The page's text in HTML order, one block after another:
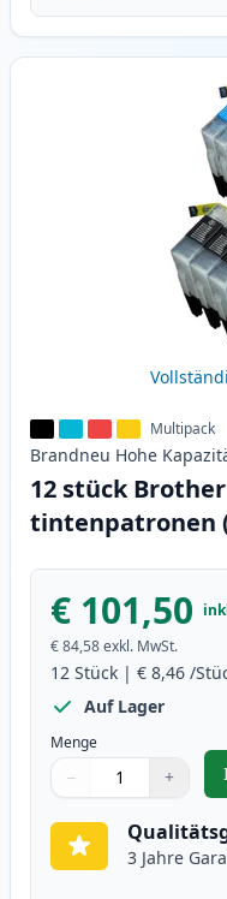
Multipack
Brandneu Hohe
12 stück Brother
tintenpatronen
€ 101,50
€ 84,58exkl. MwSt.
12 Stück | € 8,46 /
Auf Lager
Menge
Verwenden Sie die
− +
1
3 Jahre